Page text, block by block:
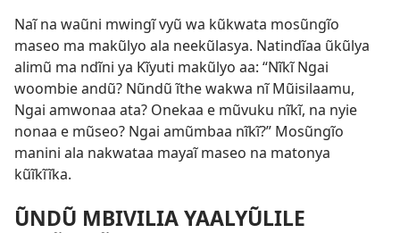
Naĩ na waũni mwingĩ vyũ wa kũkwata mosũngĩo
maseo ma makũlyo ala neekũlasya. Natindĩaa ũkũlya
alimũ ma ndĩni ya Kĩyuti makũlyo aa: “Nĩkĩ Ngai
woombie andũ? Nũndũ ĩthe wakwa nĩ Mũisilaamu,
Ngai amwonaa ata? Onekaa e mũvuku nĩkĩ, na nyie
nonaa e mũseo? Ngai amũmbaa nĩkĩ?” Mosũngĩo
manini ala nakwataa mayaĩ maseo na matonya
kũĩkĩĩka.
ŨNDŨ MBIVILIA YAALYŨLILE